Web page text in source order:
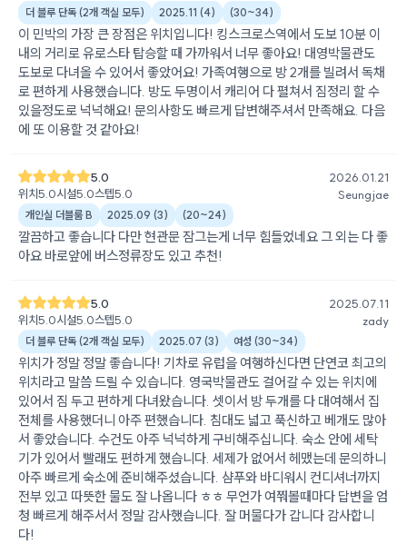
더 블루 단독 (2개 객실 모두) 2025.11 (4) (30~34)
이 민박의 가장 큰 장점은 위치입니다! 킹스크로스역에서 도보 10분 이
내의 거리로 유로스타 탑승할 때 가까워서 너무 좋아요! 대영박물관도
도보로 다녀올 수 있어서 좋았어요! 가족여행으로 방 2개를 빌려서 독채
로 편하게 사용했습니다. 방도 두명이서 캐리어 다 펼쳐서 짐정리 할 수
있을정도로 넉넉해요! 문의사항도 빠르게 답변해주셔서 만족해요. 다음
에 또 이용할 것 같아요!
5.0
위치5.0시설5.0스텝5.0
2026.01.21
Seungjae
개인실 더블룸 B 2025.09 (3) (20~24)
깔끔하고 좋습니다 다만 현관문 잠그는게 너무 힘들었네요 그 외는 다 좋
아요 바로앞에 버스정류장도 있고 추천!
5.0
위치5.0시설5.0스텝5.0
2025.07.11
zady
더 블루 단독 (2개 객실 모두) 2025.07 (3) 여성 (30~34)
위치가 정말 정말 좋습니다! 기차로 유럽을 여행하신다면 단연코 최고의
위치라고 말씀 드릴 수 있습니다. 영국박물관도 걸어갈 수 있는 위치에
있어서 짐 두고 편하게 다녀왔습니다. 셋이서 방 두개를 다 대여해서 집
전체를 사용했더니 아주 편했습니다. 침대도 넓고 푹신하고 베개도 많아
서 좋았습니다. 수건도 아주 넉넉하게 구비해주십니다. 숙소 안에 세탁
기가 있어서 빨래도 편하게 했습니다. 세제가 없어서 헤맸는데 문의하니
아주 빠르게 숙소에 준비해주셨습니다. 샴푸와 바디워시 컨디셔너까지
전부 있고 따뜻한 물도 잘 나옵니다 ㅎㅎ 무언가 여쭤볼때마다 답변을 엄
청 빠르게 해주서서 정말 감사했습니다. 잘 머물다가 갑니다 감사합니
다!